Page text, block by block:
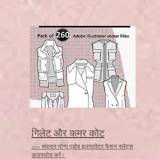
गिलेट और कमर कोट
260 संपादन योग्य एडोब इलस्ट्रेटर फैशन फ्लैट्स
डाउनलोड करें।